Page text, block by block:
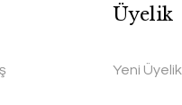
Üyelik
Yeni Üyelik